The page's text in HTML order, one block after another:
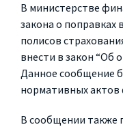
В министерстве
закона о
полисов
внести в закон “Об
Данное сообщение
нормативных актов
В сообщении также